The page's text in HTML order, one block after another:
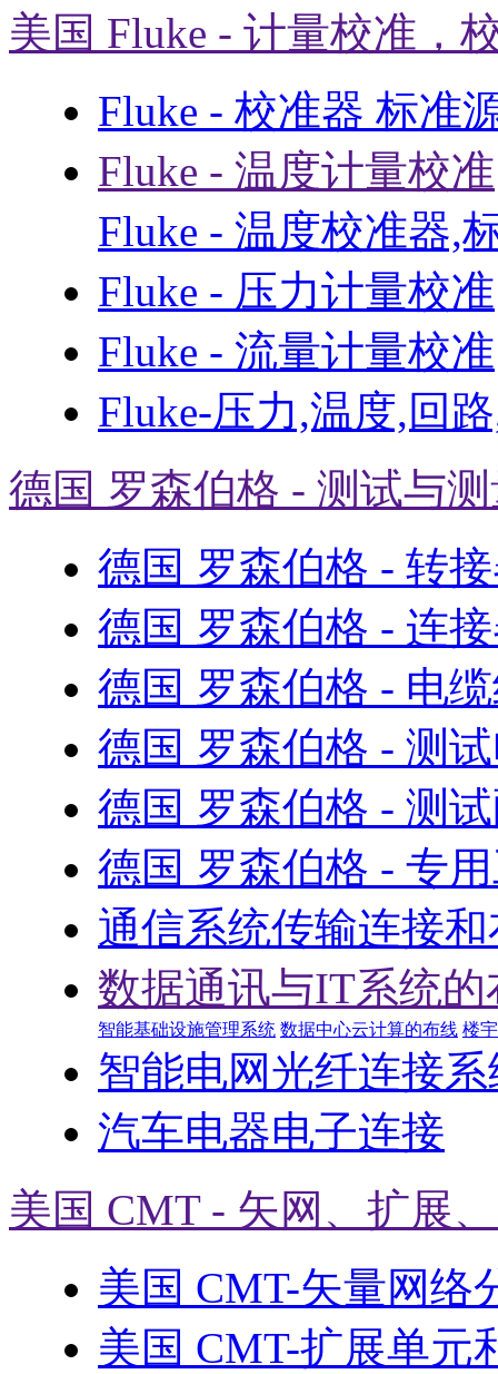
美国 Fluke - 计量校准，
Fluke - 校准器 标准
Fluke - 温度计量校准
Fluke - 温度校准器,
Fluke - 压力计量校准
Fluke - 流量计量校准
Fluke-压力,温度,回
德国 罗森伯格 - 测试与
德国 罗森伯格 - 转
德国 罗森伯格 - 连
德国 罗森伯格 - 电
德国 罗森伯格 - 测
德国 罗森伯格 - 测
德国 罗森伯格 - 专
通信系统传输连接
数据通讯与IT系统的
智能基础设施管理系统 数据中心云计算的布线 楼
智能电网光纤连接系
汽车电器电子连接
美国 CMT - 矢网、扩展
美国 CMT-矢量网络
美国 CMT-扩展单元